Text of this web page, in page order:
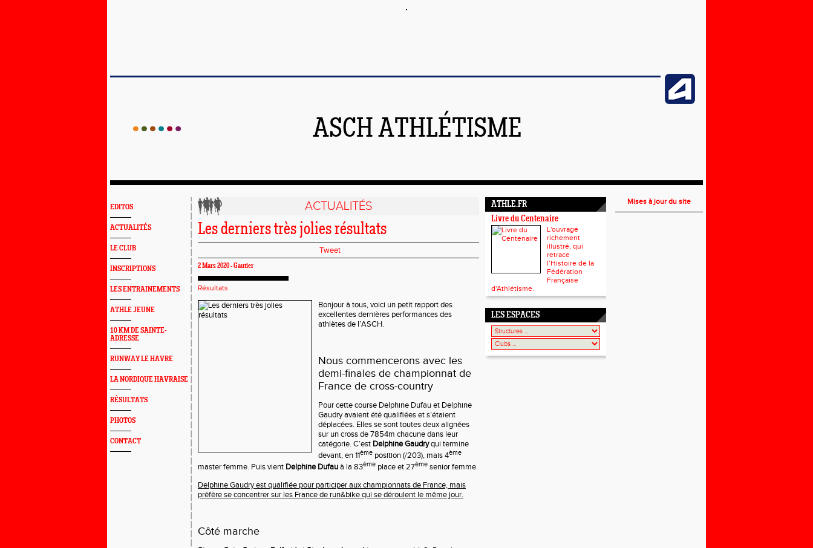
ASCH ATHLÉTISME
EDITOS
ACTUALITÉS
LE CLUB
INSCRIPTIONS
LES ENTRAINEMENTS
ATHLE JEUNE
10 KM DE SAINTE-
ADRESSE
RUNWAY LE HAVRE
LA NORDIQUE HAVRAISE
RÉSULTATS
PHOTOS
CONTACT
ACTUALITÉS
Les derniers très jolies résultats
Tweet
2 Mars 2020 - Gautier
Résultats
Bonjour à tous, voici un petit rapport des
excellentes dernières performances des
athlètes de l’ASCH.
Nous commencerons avec les
demi-finales de championnat de
France de cross-country
Pour cette course Delphine Dufau et Delphine
Gaudry avaient été qualifiées et s’étaient
déplacées. Elles se sont toutes deux alignées
sur un cross de 7854m chacune dans leur
catégorie. C’est Delphine Gaudryqui termine
devant, en 11ème position (/203), mais 4ème
master femme. Puis vient Delphine Dufauà la 83ème place et 27ème senior femme.
Delphine Gaudry est qualifiée pour participer aux championnats de France, mais
préfère se concentrer sur les France de run&bike qui se déroulent le même jour.
Côté marche
ATHLE.FR
Livre du Centenaire
L'ouvrage
richement
illustré, qui
retrace
l’Histoire de la
Fédération
Française
d'Athlétisme.
LES ESPACES
Mises à jour du site